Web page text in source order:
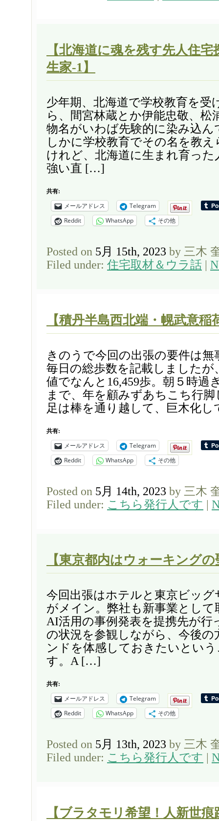
【北海道に魂を残す先人住
生家-1】
少年期、北海道で学校教育を受
ら、間宮林蔵とか伊能忠敬、松
物名がいわば先験的に染み込
しかに学校教育でその名を教
けれど、北海道に生まれ育っ
強い直 […]
共有:
メールアドレス
Telegram
Reddit
WhatsApp その他
Posted on 5月 15th, 2023 by 三木
Filed under: 住宅取材＆ウラ話
【積丹半島西北端・幌武意稲
きのうで今回の出張の要件は
毎日の総歩数を記載しましたが
値でなんと16,459歩。朝５時過
まで、年を顧みずあちこち行
足は棒を通り越して、巨木化
共有:
メールアドレス
Telegram
Reddit
WhatsApp その他
Posted on 5月 14th, 2023 by 三木
Filed under: こちら発行人です
【東京都内はウォーキング
今回出張はホテルと東京ビッ
がメイン。弊社も新事業とし
AI活用の事例発表を提携先が行
の状況を参観しながら、今後
ンドを体感しておきたいとい
す。A […]
共有:
メールアドレス
Telegram
Reddit
WhatsApp その他
Posted on 5月 13th, 2023 by 三木
Filed under: こちら発行人です
【ブラタモリ希望！人新世